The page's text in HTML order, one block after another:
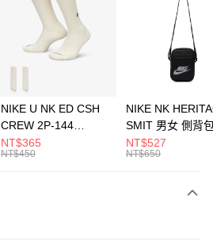
21家銀行
第一商業銀行
彰化商業銀行
NIKE U NK ED CSH
CREW 2P-144
EMBRDY 男女 短統襪
FZ3073133
NT$365
NT$450
NIKE NK
SMIT 男女 側背
BA5871010
NT$527
NT$650